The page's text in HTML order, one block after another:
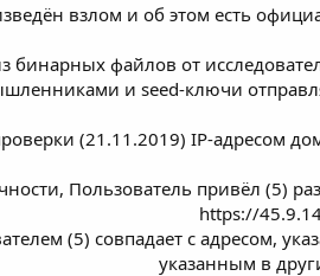
взлом и об этом есть
бинарных файлов от
и seed-ключи
(21.11.2019) IP-адресом
Пользователь привёл (5)
https://
(5) совпадает с адресом,
указанным в